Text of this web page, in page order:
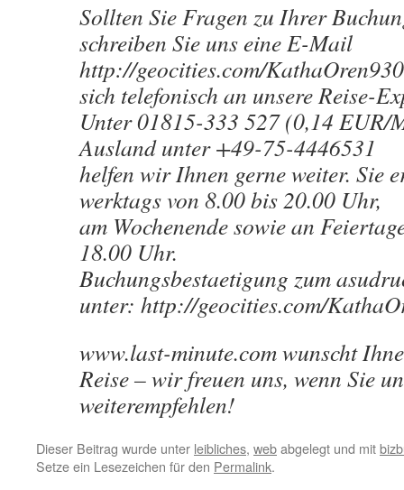
Sollten Sie Fragen zu Ihrer
schreiben Sie uns eine E-Mail
http://geocities.com/
sich telefonisch an unsere Reise-
Unter 01815-333 527 (0,14 EUR/
Ausland unter +49-75-4446531
helfen wir Ihnen gerne weiter. Sie
werktags von 8.00 bis 20.00 Uhr,
am Wochenende sowie an
18.00 Uhr.
Buchungsbestaetigung zum
unter: http://geocities.com/
www.last-minute.com wunscht
Reise – wir freuen uns, wenn Sie
weiterempfehlen!
Dieser Beitrag wurde unter leibliches, webabgelegt und mit
Setze ein Lesezeichen für den Permalink.